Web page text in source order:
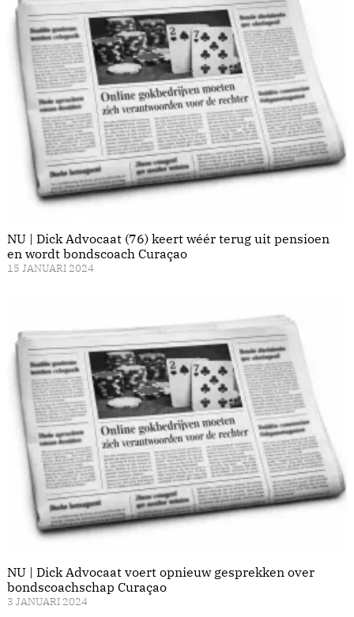
NU | Dick Advocaat (76) keert wéér terug uit pensioen
en wordt bondscoach Curaçao
15 JANUARI 2024
NU | Dick Advocaat voert opnieuw gesprekken over
bondscoachschap Curaçao
3 JANUARI 2024